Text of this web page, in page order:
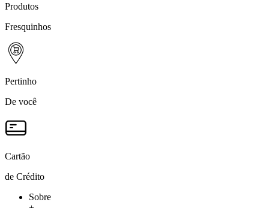
Produtos
Fresquinhos
Pertinho
De você
Cartão
de Crédito
Sobre